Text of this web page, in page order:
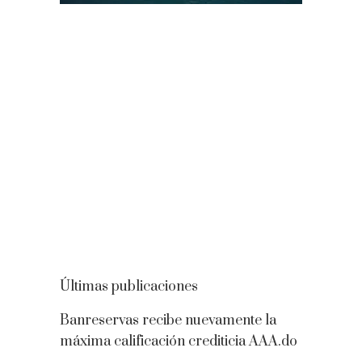
Últimas publicaciones
Banreservas recibe nuevamente la
máxima calificación crediticia AAA.do